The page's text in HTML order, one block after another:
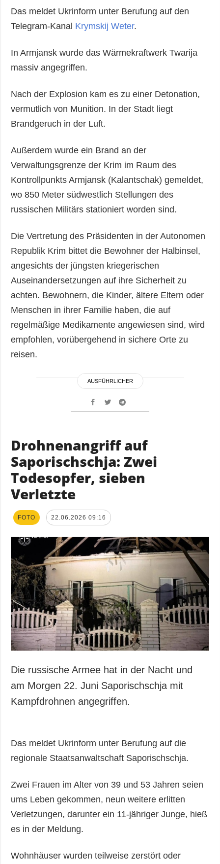
Das meldet Ukrinform unter Berufung auf den
Telegram-Kanal Krymskij Weter.
In Armjansk wurde das Wärmekraftwerk Twarija
massiv angegriffen.
Nach der Explosion kam es zu einer Detonation,
vermutlich von Munition. In der Stadt liegt
Brandgeruch in der Luft.
Außerdem wurde ein Brand an der
Verwaltungsgrenze der Krim im Raum des
Kontrollpunkts Armjansk (Kalantschak) gemeldet,
wo 850 Meter südwestlich Stellungen des
russischen Militärs stationiert worden sind.
Die Vertretung des Präsidenten in der Autonomen
Republik Krim bittet die Bewohner der Halbinsel,
angesichts der jüngsten kriegerischen
Auseinandersetzungen auf ihre Sicherheit zu
achten. Bewohnern, die Kinder, ältere Eltern oder
Menschen in ihrer Familie haben, die auf
regelmäßige Medikamente angewiesen sind, wird
empfohlen, vorübergehend in sichere Orte zu
reisen.
AUSFÜHRLICHER
Drohnenangriff auf
Saporischschja: Zwei
Todesopfer, sieben
Verletzte
FOTO 22.06.2026 09:16
Die russische Armee hat in der Nacht und
am Morgen 22. Juni Saporischschja mit
Kampfdrohnen angegriffen.
Das meldet Ukrinform unter Berufung auf die
regionale Staatsanwaltschaft Saporischschja.
Zwei Frauen im Alter von 39 und 53 Jahren seien
ums Leben gekommen, neun weitere erlitten
Verletzungen, darunter ein 11-jähriger Junge, hieß
es in der Meldung.
Wohnhäuser wurden teilweise zerstört oder